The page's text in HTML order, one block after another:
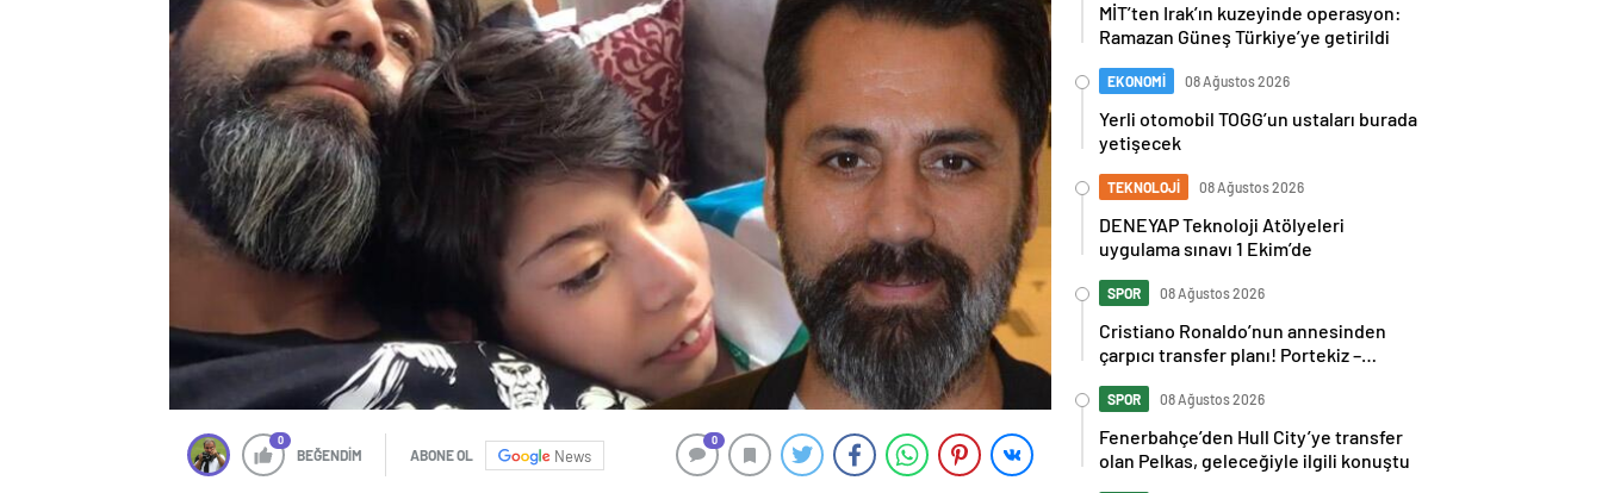
0
BEĞENDİM ABONE OL News
0
MİT’ten Irak’ın kuzeyinde operasyon:
Ramazan Güneş Türkiye’ye getirildi
EKONOMİ 08 Ağustos 2026
Yerli otomobil TOGG’un ustaları burada
yetişecek
TEKNOLOJİ 08 Ağustos 2026
DENEYAP Teknoloji Atölyeleri
uygulama sınavı 1 Ekim’de
SPOR 08 Ağustos 2026
Cristiano Ronaldo’nun annesinden
çarpıcı transfer planı! Portekiz –
kardeşinden sert cevap
SPOR 08 Ağustos 2026
Fenerbahçe’den Hull City’ye transfer
olan Pelkas, geleceğiyle ilgili konuştu